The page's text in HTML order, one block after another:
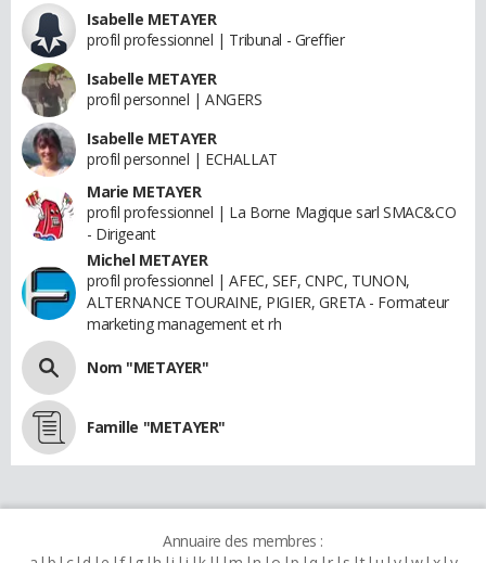
Isabelle METAYER
profil professionnel | Tribunal - Greffier
Isabelle METAYER
profil personnel | ANGERS
Isabelle METAYER
profil personnel | ECHALLAT
Marie METAYER
profil professionnel | La Borne Magique sarl SMAC&CO
- Dirigeant
Michel METAYER
profil professionnel | AFEC, SEF, CNPC, TUNON,
ALTERNANCE TOURAINE, PIGIER, GRETA - Formateur
marketing management et rh
Nom "METAYER"
Famille "METAYER"
Annuaire des membres :